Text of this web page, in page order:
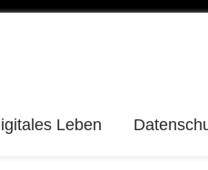
Leben